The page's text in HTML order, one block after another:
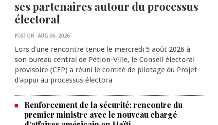
ses partenaires autour du processus
électoral
POST ON AUG 06, 2026
Lors d'une rencontre tenue le mercredi 5 août 2026 à
son bureau central de Pétion-Ville, le Conseil électoral
provisoire (CEP) a réuni le comité de pilotage du Projet
d'appui au processus électora
Renforcement de la sécurité: rencontre du
premier ministre avec le nouveau chargé